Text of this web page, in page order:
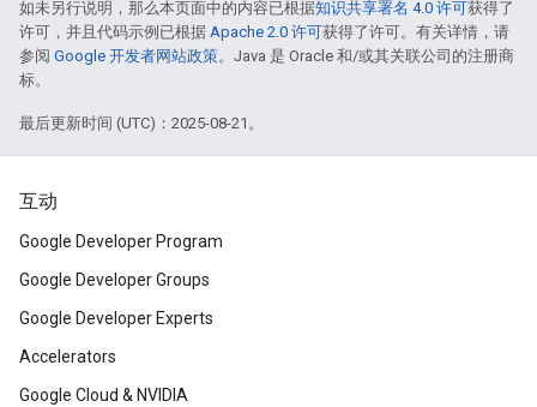
如未另行说明，那么本页面中的内容已根据知识共享署名 4.0 许可获得了
许可，并且代码示例已根据 Apache 2.0 许可获得了许可。有关详情，请
参阅 Google 开发者网站政策。Java 是 Oracle 和/或其关联公司的注册商
标。
最后更新时间 (UTC)：2025-08-21。
互动
Google Developer Program
Google Developer Groups
Google Developer Experts
Accelerators
Google Cloud & NVIDIA